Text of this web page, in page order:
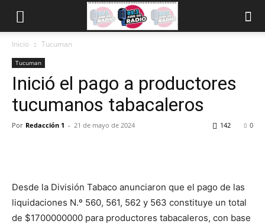
Inicio Tucuman
Tucuman
Inició el pago a productores
tucumanos tabacaleros
Por Redacción 1 - 21 de mayo de 2024 0
142
Desde la División Tabaco anunciaron que el pago de las
liquidaciones N.º 560, 561, 562 y 563 constituye un total
de $1700000000 para productores tabacaleros, con base